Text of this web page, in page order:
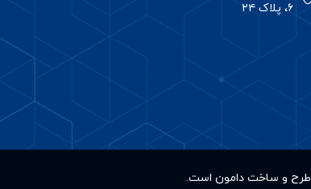
۶، پلاک ۲۴
طرح و ساخت دامون است.